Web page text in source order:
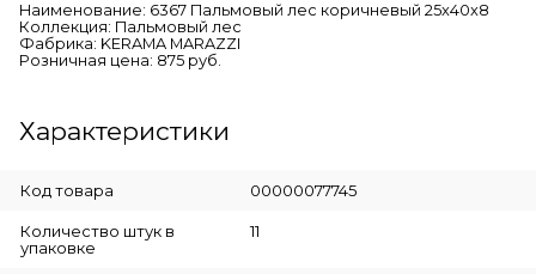
Наименование: 6367 Пальмовый лес коричневый 25x40x8
Коллекция: Пальмовый лес
Фабрика: KERAMA MARAZZI
Розничная цена: 875 руб.
Характеристики
Код товара 00000077745
Количество штук в
упаковке
11